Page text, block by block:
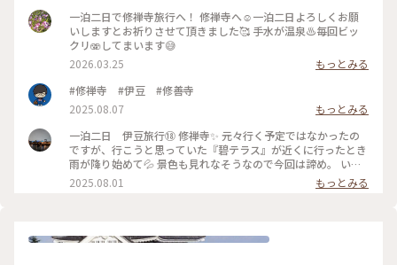
一泊二日で修禅寺旅行へ！ 修禅寺へ☺️一泊二日よろしくお願
いしますとお祈りさせて頂きました🥰 手水が温泉♨️毎回ビッ
クリ🫨してまいます😅
2026.03.25
もっとみる
#修禅寺 #伊豆 #修善寺
2025.08.07
もっとみる
一泊二日 伊豆旅行⑱ 修禅寺✨️ 元々行く予定ではなかったの
ですが、行こうと思っていた『碧テラス』が近くに行ったとき
雨が降り始めて💦 景色も見れなそうなので今回は諦め。 いつ
かリベンジしたいと思っています💡 なので、時間もあるしほ
ぼ通り道の修禅寺へ✨️ 修善寺温泉にある修禅寺💡 街並みもと
みを楽しんでお昼は沼津までお預けになりました😆 2025.7.9 #
2025.08.01 もっとみる